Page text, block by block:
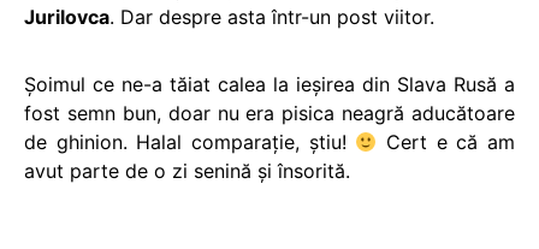
Jurilovca. Dar despre asta într-un post viitor.
Şoimul ce ne-a tăiat calea la ieşirea din Slava Rusă a
fost semn bun, doar nu era pisica neagră aducătoare
de ghinion. Halal comparaţie, ştiu!
Cert e că am
avut parte de o zi senină şi însorită.